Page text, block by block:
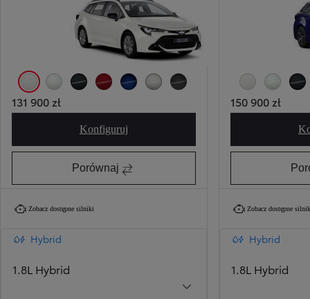
040 Pure White
131 900 zł
KonfigurujCorolla TS Kombi Comfort
Porównaj
Zobacz dostępne silniki
Hybrid
1.8L Hybrid
150 900 zł
Zobacz dostępne
Hybrid
1.8L Hybrid